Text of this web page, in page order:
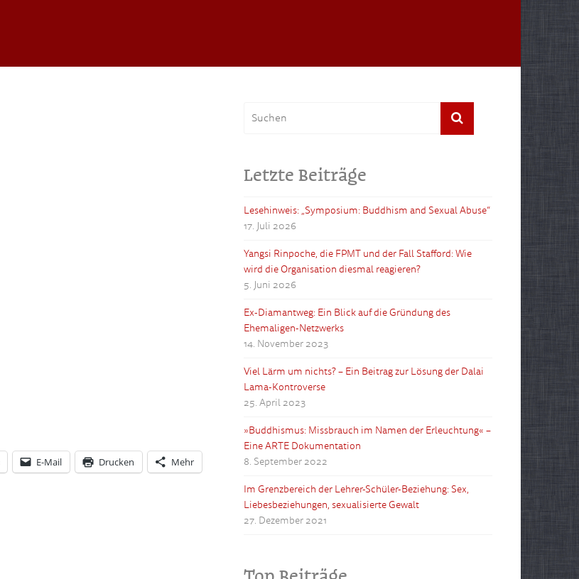
E-Mail Drucken Mehr
Letzte Beiträge
Lesehinweis: „Symposium: Buddhism and Sexual Abuse“
17. Juli 2026
Yangsi Rinpoche, die FPMT und der Fall Stafford: Wie
wird die Organisation diesmal reagieren?
5. Juni 2026
Ex-Diamantweg: Ein Blick auf die Gründung des
Ehemaligen-Netzwerks
14. November 2023
Viel Lärm um nichts? – Ein Beitrag zur Lösung der Dalai
Lama-Kontroverse
25. April 2023
»Buddhismus: Missbrauch im Namen der Erleuchtung« –
Eine ARTE Dokumentation
8. September 2022
Im Grenzbereich der Lehrer-Schüler-Beziehung: Sex,
Liebesbeziehungen, sexualisierte Gewalt
27. Dezember 2021